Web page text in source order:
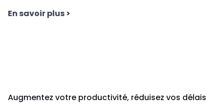
En savoir plus>